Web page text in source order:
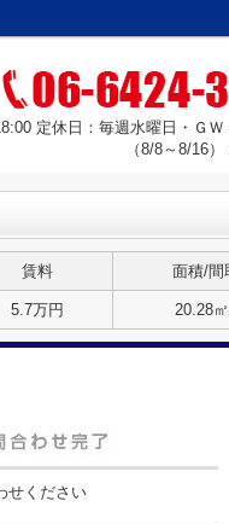
定休日：毎週水曜日・ＧＷ
（8/8～8/16
賃料 面積/間
5.7万円 20.28
せください